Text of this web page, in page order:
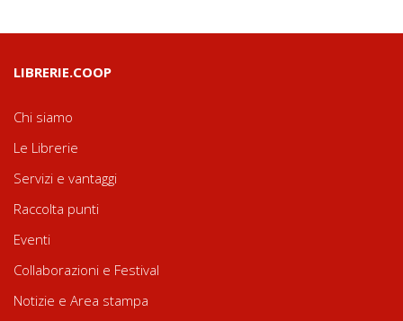
LIBRERIE.COOP
Chi siamo
Le Librerie
Servizi e vantaggi
Raccolta punti
Eventi
Collaborazioni e Festival
Notizie e Area stampa